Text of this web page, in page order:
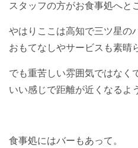
スタッフの方がお食事処へと
やはりここは高知で三ツ星の
おもてなしやサービスも素晴
でも重苦しい雰囲気ではなく
いい感じで距離が近くなるよ
食事処にはバーもあって。